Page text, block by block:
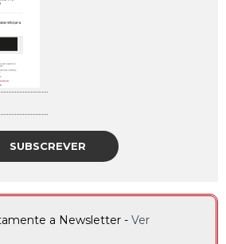
SUBSCREVER
a Newsletter - Ver